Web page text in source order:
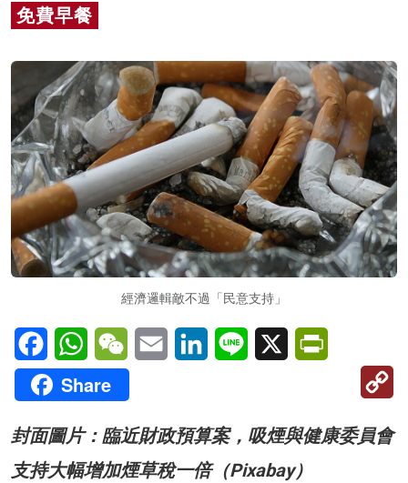
影片
名家榜
灼見活動
關於我們
免費早餐
經濟邏輯敵不過「民意支持」
FacebookWhatsAppWeChatEmail LinkedInLine X
Share
封面圖片：臨近財政預算案，吸煙與健康委員會
支持大幅增加煙草稅一倍（Pixabay）